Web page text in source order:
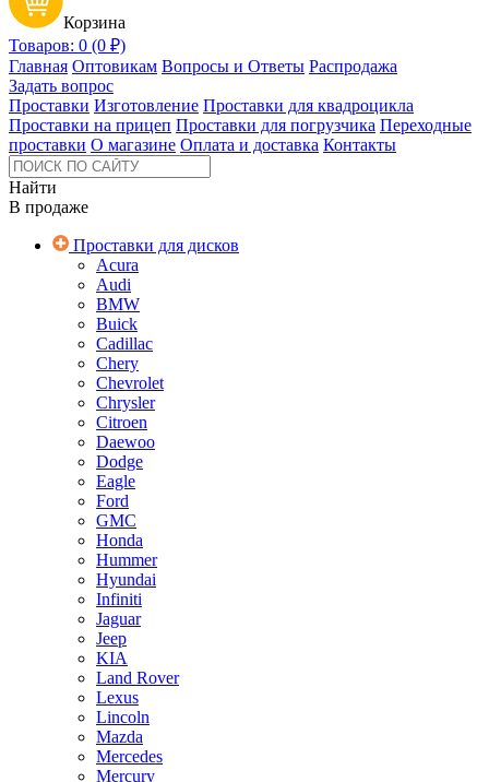
Корзина
Товаров: 0 (0 ₽)
Главная Оптовикам Вопросы и Ответы Распродажа
Задать вопрос
Проставки Изготовление Проставки для квадроцикла
Проставки на прицеп Проставки для погрузчика Переходные
проставки О магазине Оплата и доставка Контакты
Найти
В продаже
Проставки для дисков
Acura
Audi
BMW
Buick
Cadillac
Chery
Chevrolet
Chrysler
Citroen
Daewoo
Dodge
Eagle
Ford
GMC
Honda
Hummer
Hyundai
Infiniti
Jaguar
Jeep
KIA
Land Rover
Lexus
Lincoln
Mazda
Mercedes
Mercury